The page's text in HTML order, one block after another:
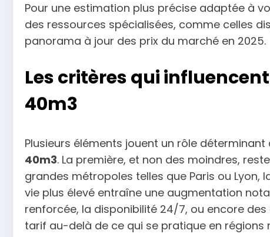
Pour une estimation plus précise adaptée à
des ressources spécialisées, comme celles
panorama à jour des prix du marché en 2025.
Les critères qui
40m3
Plusieurs éléments jouent un rôle
40m3. La première, et non des moindres,
grandes métropoles telles que Paris ou
vie plus élevé entraîne une augmentation
renforcée, la disponibilité 24/7, ou encore
tarif au-delà de ce qui se pratique en régions